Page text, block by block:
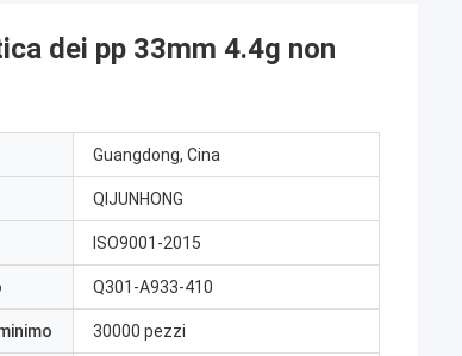
dei pp 33mm 4.4g non
Guangdong, Cina
QIJUNHONG
ISO9001-2015
Q301-A933-410
30000 pezzi